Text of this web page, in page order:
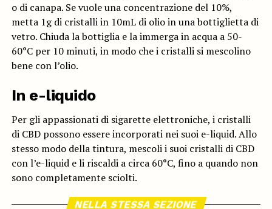
o di canapa. Se vuole una concentrazione del 10%,
metta 1g di cristalli in 10mL di olio in una bottiglietta di
vetro. Chiuda la bottiglia e la immerga in acqua a 50-
60°C per 10 minuti, in modo che i cristalli si mescolino
bene con l’olio.
In e-liquido
Per gli appassionati di sigarette elettroniche, i cristalli
di CBD possono essere incorporati nei suoi e-liquid. Allo
stesso modo della tintura, mescoli i suoi cristalli di CBD
con l’e-liquid e li riscaldi a circa 60°C, fino a quando non
sono completamente sciolti.
NELLA STESSA SEZIONE